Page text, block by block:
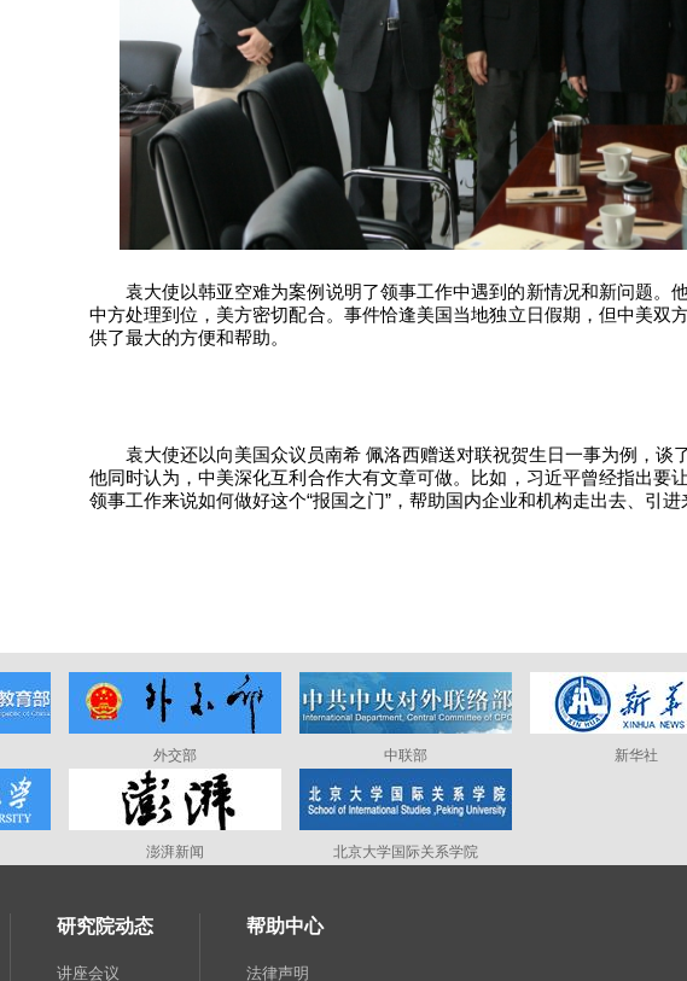
袁大使以韩亚空难为案例说明了领事工作中遇到的新情况和新问题。
中方处理到位，美方密切配合。事件恰逢美国当地独立日假期，但中美双
供了最大的方便和帮助。
袁大使还以向美国众议员南希 佩洛西赠送对联祝贺生日一事为例，谈
他同时认为，中美深化互利合作大有文章可做。比如，习近平曾经指出要
领事工作来说如何做好这个“报国之门”，帮助国内企业和机构走出去、引进
外交部 中联部 新华社
澎湃新闻 北京大学国际关系学院
研究院动态
讲座会议
帮助中心
法律声明